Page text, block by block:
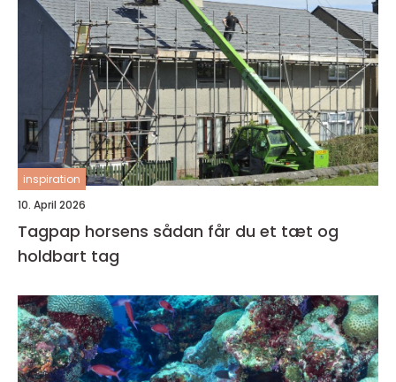
inspiration
10. April 2026
Tagpap horsens sådan får du et tæt og
holdbart tag